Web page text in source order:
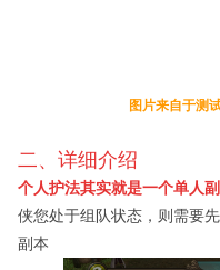
图片来自于测
二、详细介绍
个人护法其实就是一个单人
侠您处于组队状态，则需要
副本